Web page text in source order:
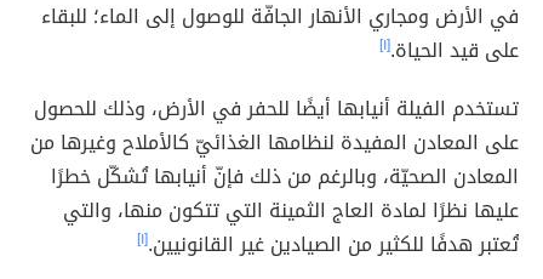
في الأرض ومجاري الأنهار الجافّة للوصول إلى الماء؛ للبقاء
على قيد الحياة.[١]
تستخدم الفيلة أنيابها أيضًا للحفر في الأرض، وذلك للحصول
على المعادن المفيدة لنظامها الغذائيّ كالأملاح وغيرها من
المعادن الصحيّة، وبالرغم من ذلك فإنّ أنيابها تُشكّل خطرًا
عليها نظرًا لمادة العاج الثمينة التي تتكون منها، والتي
تُعتبر هدفًا للكثير من الصيادين غير القانونيين.[١]